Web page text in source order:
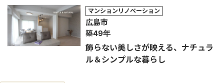
マンションリノベーション
広島市
築49年
飾らない美しさが映える、ナチュラ
ル＆シンプルな暮らし